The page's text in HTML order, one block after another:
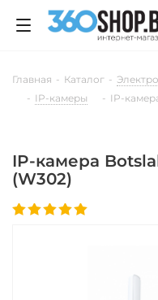
Главная - Каталог -
- IP-камеры - IP-
IP-камера
(W302)